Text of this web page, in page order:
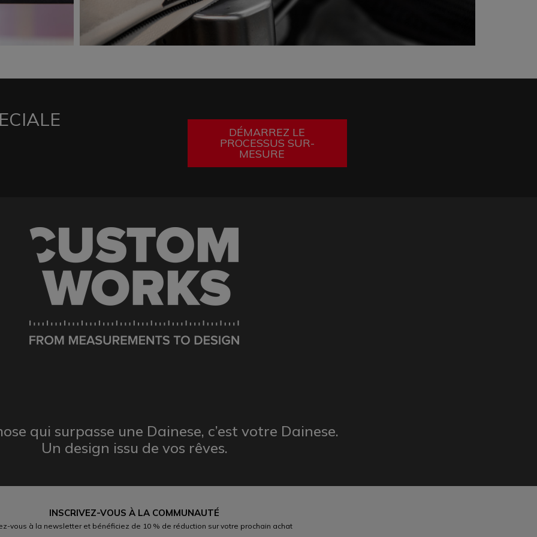
DÉMARREZ LE
PROCESSUS SUR-
MESURE
qui surpasse une Dainese, c’est votre Dainese.
Un design issu de vos rêves.
INSCRIVEZ-VOUS À LA COMMUNAUTÉ
vous à la newsletter et bénéficiez de 10 % de réduction sur votre prochain achat